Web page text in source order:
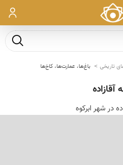
ورود
جست و
تاریخی باغ‌ها، عمارت‌ها، کاخ‌ها
آقازاده
در شهر ابرکوه